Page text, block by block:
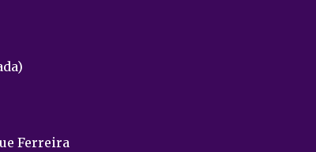
Ferreira